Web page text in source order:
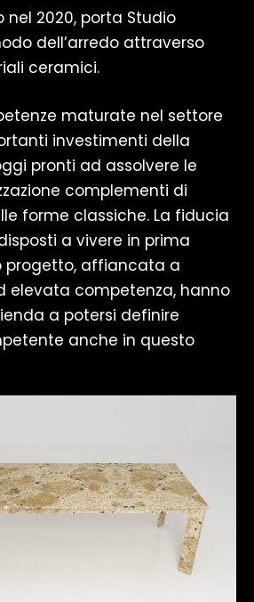
nel 2020, porta Studio
dell’arredo attraverso
ceramici.
maturate nel settore
investimenti della
pronti ad assolvere le
complementi di
forme classiche. La fiducia
a vivere in prima
progetto, affiancata a
elevata competenza, hanno
a potersi definire
anche in questo